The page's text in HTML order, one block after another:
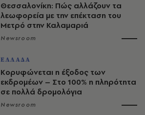
Θεσσαλονίκη: Πώς αλλάζουν τα
λεωφορεία με την επέκταση του
Μετρό στην Καλαμαριά
Newsroom
ΕΛΛΑΔΑ
Κορυφώνεται η έξοδος των
εκδρομέων – Στο 100% η πληρότητα
σε πολλά δρομολόγια
Newsroom